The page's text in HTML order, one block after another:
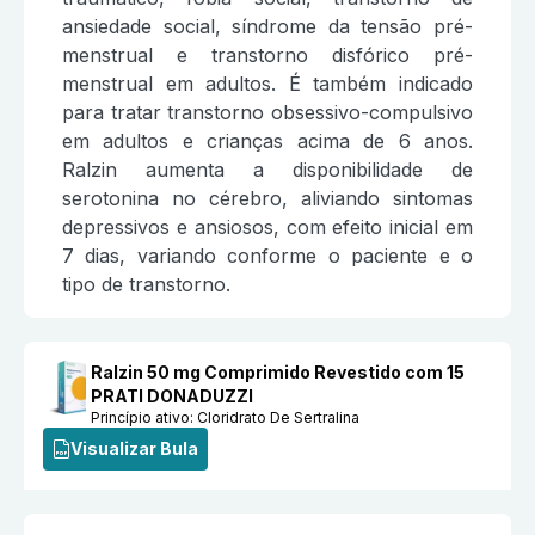
ansiedade social, síndrome da tensão pré-
menstrual e transtorno disfórico pré-
menstrual em adultos. É também indicado
para tratar transtorno obsessivo-compulsivo
em adultos e crianças acima de 6 anos.
Ralzin aumenta a disponibilidade de
serotonina no cérebro, aliviando sintomas
depressivos e ansiosos, com efeito inicial em
7 dias, variando conforme o paciente e o
tipo de transtorno.
Ralzin 50 mg Comprimido Revestido com 15
PRATI DONADUZZI
Princípio ativo:Cloridrato De Sertralina
Visualizar Bula